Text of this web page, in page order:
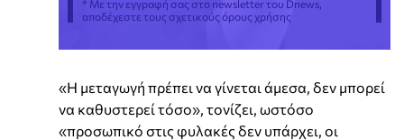
* Με την εγγραφή σας στο newsletter του Dnews,
αποδέχεστε τους σχετικούς όρους χρήσης
«Η μεταγωγή πρέπει να γίνεται άμεσα, δεν μπορεί
να καθυστερεί τόσο», τονίζει, ωστόσο
«προσωπικό στις φυλακές δεν υπάρχει, οι